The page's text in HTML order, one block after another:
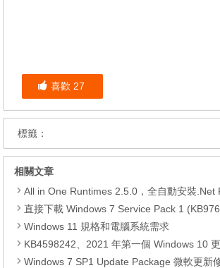
喜歡 27
標籤：
相關文章
All in One Runtimes 2.5.0，全自動安裝.Net Framework、Visual C++、
直接下載 Windows 7 Service Pack 1
Windows 11 規格和電腦系統需求
KB4598242、2021 年第一個 Windows 10 更新，改善外部裝置安全性、解決HTTPS安全
Windows 7 SP1 Update Package 微軟更新修正